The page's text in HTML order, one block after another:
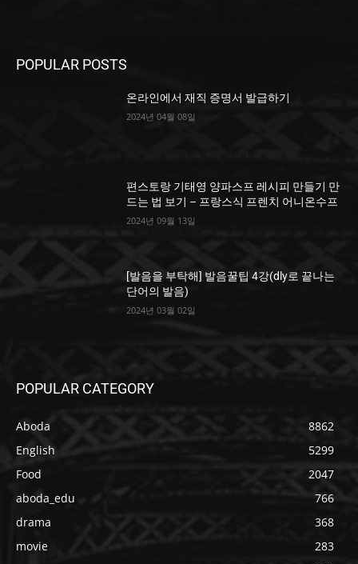
POPULAR POSTS
온라인에서 재직 증명서 발급하기
2024년 04월 08일
편스토랑 기태영 양파스프 레시피 만들기 만
드는 법 보기 – 프랑스식 프렌치 어니온수프
2024년 09월 13일
[발음을 부탁해] 발음꿀팁 4강(dly로 끝나는
단어의 발음)
2024년 03월 02일
POPULAR CATEGORY
Aboda
8862
English
5299
Food
2047
aboda_edu
766
drama
368
movie
283